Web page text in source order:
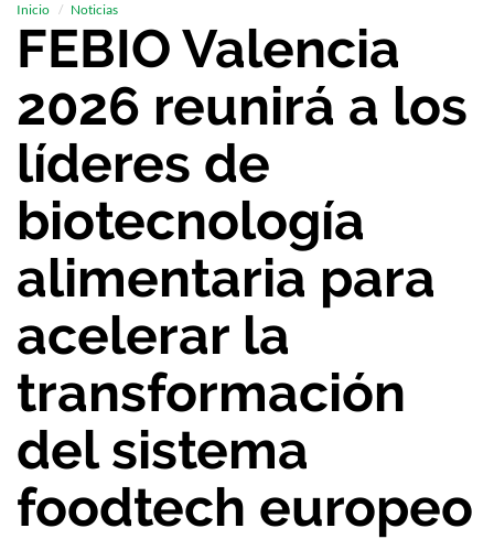
Inicio Noticias
FEBIO Valencia
2026 reunirá a los
líderes de
biotecnología
alimentaria para
acelerar la
transformación
del sistema
foodtech europeo